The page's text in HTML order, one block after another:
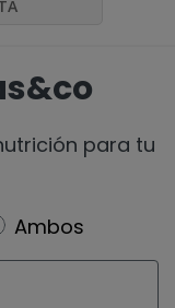
para tu
Ambos